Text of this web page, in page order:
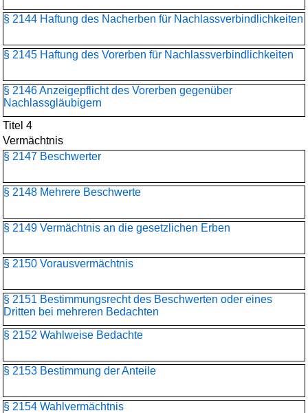
§ 2144 Haftung des Nacherben für Nachlassverbindlichkeiten
§ 2145 Haftung des Vorerben für Nachlassverbindlichkeiten
§ 2146 Anzeigepflicht des Vorerben gegenüber
Nachlassgläubigern
Titel 4
Vermächtnis
§ 2147 Beschwerter
§ 2148 Mehrere Beschwerte
§ 2149 Vermächtnis an die gesetzlichen Erben
§ 2150 Vorausvermächtnis
§ 2151 Bestimmungsrecht des Beschwerten oder eines
Dritten bei mehreren Bedachten
§ 2152 Wahlweise Bedachte
§ 2153 Bestimmung der Anteile
§ 2154 Wahlvermächtnis